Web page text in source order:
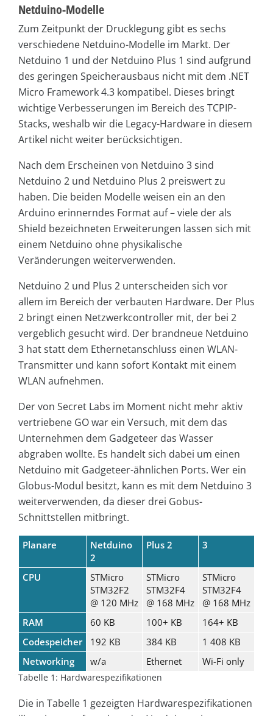
Netduino-Modelle
Zum Zeitpunkt der Drucklegung gibt es sechs
verschiedene Netduino-Modelle im Markt. Der
Netduino 1 und der Netduino Plus 1 sind aufgrund
des geringen Speicherausbaus nicht mit dem .NET
Micro Framework 4.3 kompatibel. Dieses bringt
wichtige Verbesserungen im Bereich des TCPIP-
Stacks, weshalb wir die Legacy-Hardware in diesem
Artikel nicht weiter berücksichtigen.
Nach dem Erscheinen von Netduino 3 sind
Netduino 2 und Netduino Plus 2 preiswert zu
haben. Die beiden Modelle weisen ein an den
Arduino erinnerndes Format auf – viele der als
Shield bezeichneten Erweiterungen lassen sich mit
einem Netduino ohne physikalische
Veränderungen weiterverwenden.
Netduino 2 und Plus 2 unterscheiden sich vor
allem im Bereich der verbauten Hardware. Der Plus
2 bringt einen Netzwerkcontroller mit, der bei 2
vergeblich gesucht wird. Der brandneue Netduino
3 hat statt dem Ethernetanschluss einen WLAN-
Transmitter und kann sofort Kontakt mit einem
WLAN aufnehmen.
Der von Secret Labs im Moment nicht mehr aktiv
vertriebene GO war ein Versuch, mit dem das
Unternehmen dem Gadgeteer das Wasser
abgraben wollte. Es handelt sich dabei um einen
Netduino mit Gadgeteer-ähnlichen Ports. Wer ein
Globus-Modul besitzt, kann es mit dem Netduino 3
weiterverwenden, da dieser drei Gobus-
Schnittstellen mitbringt.
Planare
Netduino
2
Plus 2 3
CPU
STMicro
STM32F2
@ 120 MHz
STMicro
STM32F4
@ 168 MHz
STMicro
STM32F4
@ 168 MHz
RAM
60 KB 100+ KB
164+ KB
Codespeicher
192 KB 384 KB
1 408 KB
Networking
w/a Ethernet Wi-Fi only
Tabelle 1: Hardwarespezifikationen
Die in Tabelle 1 gezeigten Hardwarespezifikationen